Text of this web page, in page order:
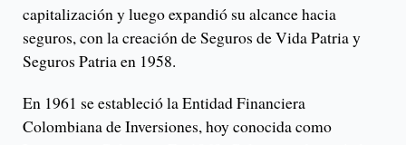
capitalización y luego expandió su alcance hacia
seguros, con la creación de Seguros de Vida Patria y
Seguros Patria en 1958.
En 1961 se estableció la Entidad Financiera
Colombiana de Inversiones, hoy conocida como